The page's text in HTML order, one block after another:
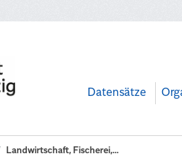
Datensätze
Landwirtschaft, Fischerei,...